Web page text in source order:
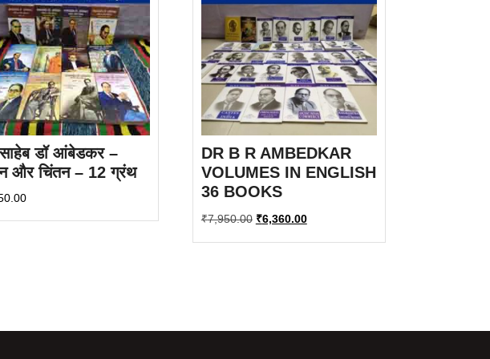
डॉ आंबेडकर –
और चिंतन – 12 ग्रंथ
DR B R AMBEDKAR
VOLUMES IN ENGLISH
36 BOOKS
₹7,950.00 Original
was:
₹6,360.00Current
is: